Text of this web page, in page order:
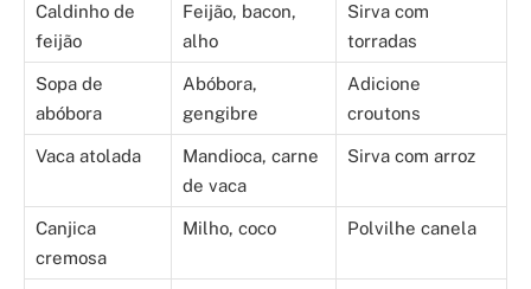
Caldinho de
feijão
Feijão, bacon,
alho
Sirva com
torradas
Sopa de
abóbora
Abóbora,
gengibre
Adicione
croutons
Vaca atolada
Mandioca, carne
de vaca
Sirva com arroz
Canjica
cremosa
Milho, coco Polvilhe canela